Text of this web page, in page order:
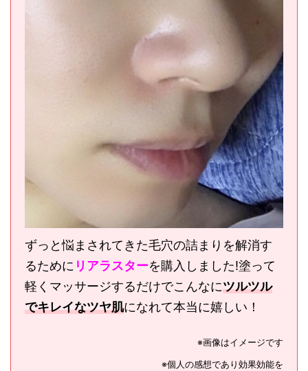
ずっと悩まされてきた毛穴の詰まりを解消す
るために リアラスターを購入しました!塗って
軽くマッサージするだけでこんなにツルツル
でキレイなツヤ肌になれて本当に嬉しい！
※画像はイメージです
※個人の感想であり効果効能を